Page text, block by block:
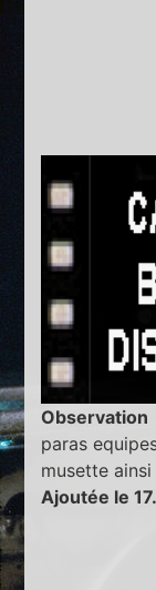
Observation
paras
musette ainsi
Ajoutée le